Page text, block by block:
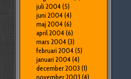
juli 2004(5)
juni 2004(4)
maj 2004(6)
april 2004(6)
mars 2004(3)
februari 2004(5)
januari 2004(4)
december 2003 (1)
november 2003 (4)